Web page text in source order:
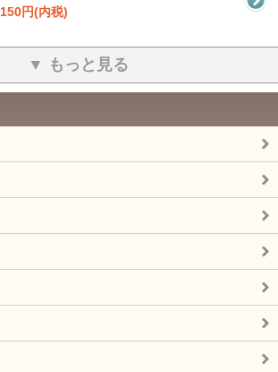
150円(内税)
▼ もっと見る